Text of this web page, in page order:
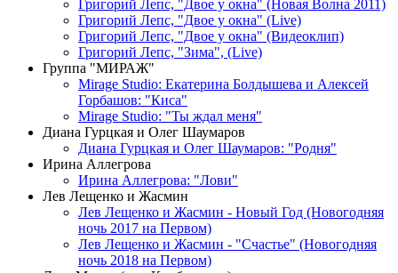
Григорий Лепс, "Двое у окна" (Новая Волна 2011)
Григорий Лепс, "Двое у окна" (Live)
Григорий Лепс, "Двое у окна" (Видеоклип)
Григорий Лепс, "Зима", (Live)
Группа "МИРАЖ"
Mirage Studio: Екатерина Болдышева и Алексей
Горбашов: "Киса"
Mirage Studio: "Ты ждал меня"
Диана Гурцкая и Олег Шаумаров
Диана Гурцкая и Олег Шаумаров: "Родня"
Ирина Аллегрова
Ирина Аллегрова: "Лови"
Лев Лещенко и Жасмин
Лев Лещенко и Жасмин - Новый Год (Новогодняя
ночь 2017 на Первом)
Лев Лещенко и Жасмин - "Счастье" (Новогодняя
ночь 2018 на Первом)